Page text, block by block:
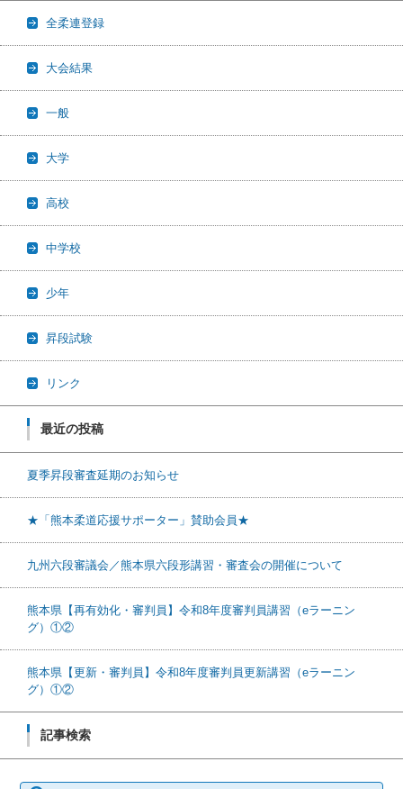
全柔連登録
大会結果
一般
大学
高校
中学校
少年
昇段試験
リンク
最近の投稿
夏季昇段審査延期のお知らせ
★「熊本柔道応援サポーター」賛助会員★
九州六段審議会／熊本県六段形講習・審査会の開催について
熊本県【再有効化・審判員】令和8年度審判員講習（eラーニン
グ）①②
熊本県【更新・審判員】令和8年度審判員更新講習（eラーニン
グ）①②
記事検索
検索: